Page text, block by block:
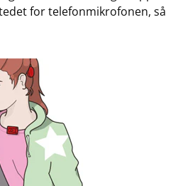
for telefonmikrofonen, så